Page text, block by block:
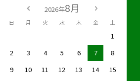
2026年8月
日 月 火 水 木 金 土
1
2
3 4 5 6 7
8
9
10 11 12 13 14
15